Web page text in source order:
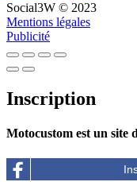
Social3W © 2023
Mentions légales
Publicité
Inscription
Motocustom est un site